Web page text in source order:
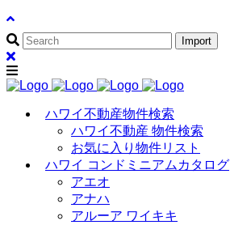
ハワイ不動産物件検索
ハワイ不動産 物件検索
お気に入り物件リスト
ハワイ コンドミニアムカタログ
アエオ
アナハ
アルーア ワイキキ